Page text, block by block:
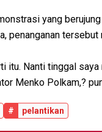
yang
penanganan
itu. Nanti tinggal
Menko Polkam,?
# pelantikan